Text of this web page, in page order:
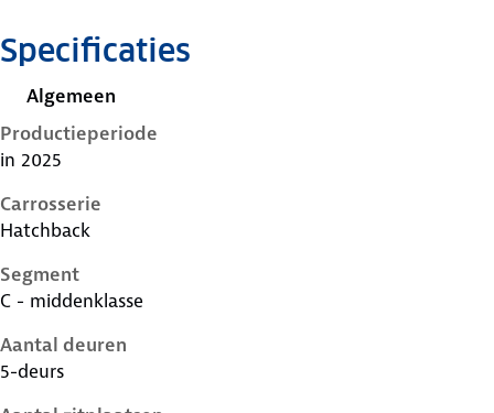
Specificaties
Algemeen
Productieperiode
in 2025
Carrosserie
Hatchback
Segment
C - middenklasse
Aantal deuren
5-deurs